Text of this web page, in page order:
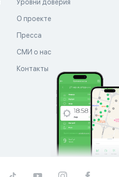
Уровни доверия
О проекте
Пресса
СМИ о нас
Контакты